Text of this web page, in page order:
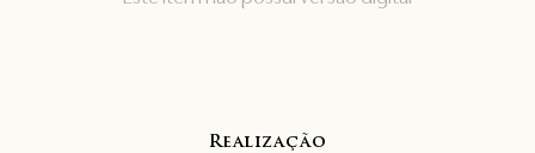
Realização